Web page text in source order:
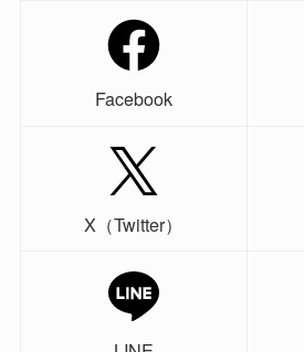
Facebook
X（Twitter）